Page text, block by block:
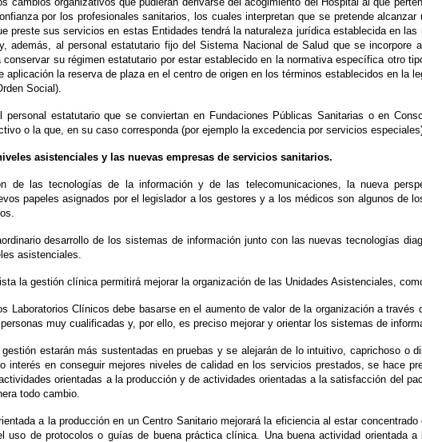
por los profesionales sanitarios, los cuales interpretan que se pretende
preste sus servicios en estas Entidades tendrá la naturaleza jurídica establecida en
además, al personal estatutario fijo del Sistema Nacional de Salud que se
conservar su régimen estatutario por estar establecido en la normativa específica otro
aplicación la reserva de plaza en el centro de origen en los términos establecidos en la
Social).
personal estatutario que se conviertan en Fundaciones Públicas Sanitarias o en
o la que, en su caso corresponda (por ejemplo la excedencia por servicios
asistenciales y las nuevas empresas de servicios sanitarios.
de las tecnologías de la información y de las telecomunicaciones, la nueva
papeles asignados por el legislador a los gestores y a los médicos son algunos de
desarrollo de los sistemas de información junto con las nuevas tecnologías
asistenciales.
la gestión clínica permitirá mejorar la organización de las Unidades Asistenciales,
Laboratorios Clínicos debe basarse en el aumento de valor de la organización a
muy cualificadas y, por ello, es preciso mejorar y orientar los sistemas de
estarán más sustentadas en pruebas y se alejarán de lo intuitivo, caprichoso o
interés en conseguir mejores niveles de calidad en los servicios prestados, se hace
orientadas a la producción y de actividades orientadas a la satisfacción del
todo cambio.
a la producción en un Centro Sanitario mejorará la eficiencia al estar
uso de protocolos o guías de buena práctica clínica. Una buena actividad orientada